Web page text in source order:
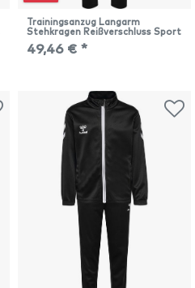
Trainingsanzug Langarm
Stehkragen Reißverschluss Sport
49,46 € *